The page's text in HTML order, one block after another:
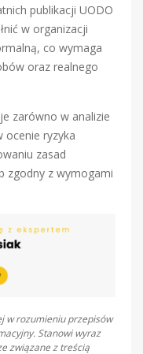
publikacji UODO
w organizacji
co wymaga
oraz realnego
zarówno w analizie
ocenie ryzyka
zasad
zgodny z wymogami
w rozumieniu przepisów
Stanowi wyraz
związane z treścią